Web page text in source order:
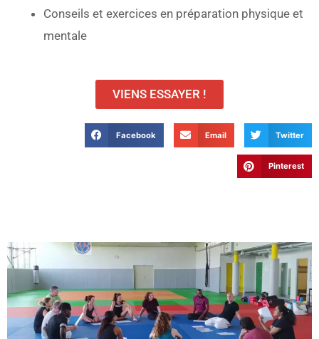
Conseils et exercices en préparation physique et
mentale
VIENS ESSAYER !
Facebook Email Twitter
Pinterest